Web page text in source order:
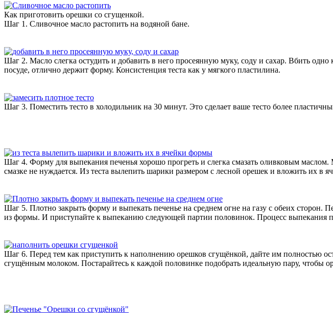
Как приготовить орешки со сгущенкой.
Шаг 1. Сливочное масло растопить на водяной бане.
Шаг 2. Масло слегка остудить и добавить в него просеянную муку, соду и сахар. Вбить
посуде, отлично держит форму. Консистенция теста как у мягкого пластилина.
Шаг 3. Поместить тесто в холодильник на 30 минут. Это сделает ваше тесто более
Шаг 4. Форму для выпекания печенья хорошо прогреть и слегка смазать оливковым
смазке не нуждается. Из теста вылепить шарики размером с лесной орешек и вложить их в
Шаг 5. Плотно закрыть форму и выпекать печенье на среднем огне на газу с обеих сторон.
из формы. И приступайте к выпеканию следующей партии половинок. Процесс выпекания
Шаг 6. Перед тем как приступить к наполнению орешков сгущёнкой, дайте им полностью
сгущённым молоком. Постарайтесь к каждой половинке подобрать идеальную пару, чтобы